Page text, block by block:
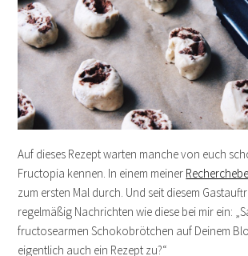
Auf dieses Rezept warten manche von euch
Fructopia kennen. In einem meiner
zum ersten Mal durch. Und seit diesem
regelmäßig Nachrichten wie diese bei mir ein:
fructosearmen Schokobrötchen auf Deinem
eigentlich auch ein Rezept zu?“